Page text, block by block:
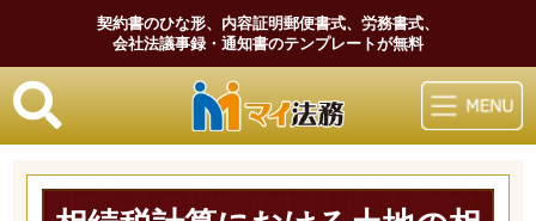
契約書のひな形、内容証明郵便書式、労務書式、
会社法議事録・通知書のテンプレートが無料
マイ法務